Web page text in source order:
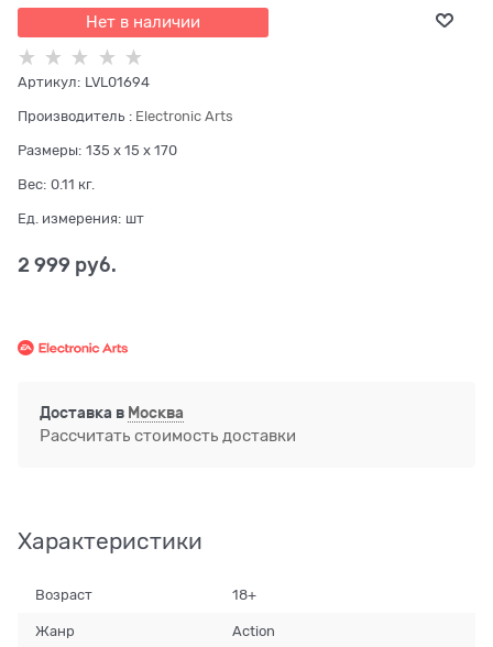
Нет в наличии
Артикул: LVL01694
Производитель : Electronic Arts
Размеры: 135 x 15 x 170
Вес: 0.11 кг.
Ед. измерения: шт
2 999 руб.
Доставка в Москва
Рассчитать стоимость доставки
Характеристики
Возраст 18+
Жанр Action